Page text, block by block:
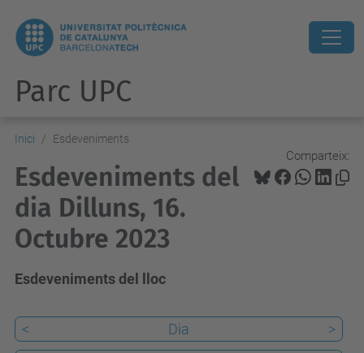
Parc UPC
Inici Esdeveniments
Comparteix:
Esdeveniments del
dia Dilluns, 16.
Octubre 2023
Esdeveniments del lloc
< Dia
>